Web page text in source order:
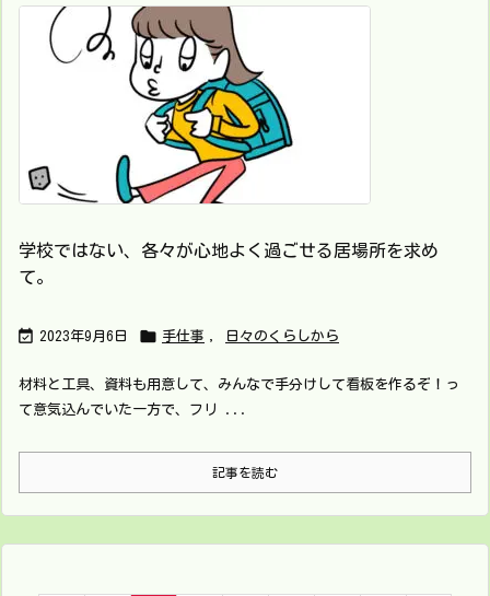
学校ではない、各々が心地よく過ごせる居場所を求め
て。
 2023年9月6日  手仕事 , 日々のくらしから
材料と工具、資料も用意して、みんなで手分けして看板を作るぞ！っ
て意気込んでいた一方で、フリ ...
記事を読む